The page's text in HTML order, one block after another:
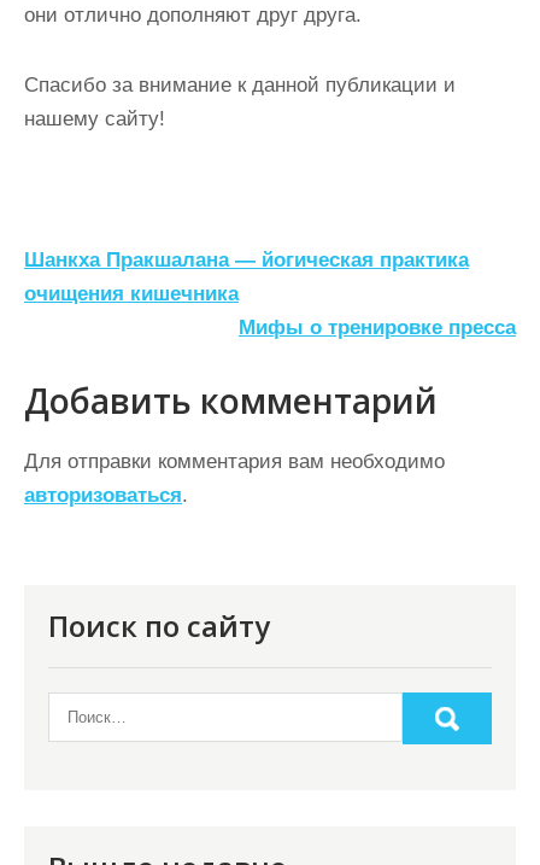
они отлично дополняют друг друга.
Спасибо за внимание к данной публикации и
нашему сайту!
Н
а
и
г
а
ц
Шанкха Пракшалана — йогическая практика
очищения кишечника
Мифы о тренировке пресса
Добавить комментарий
Для отправки комментария вам необходимо
авторизоваться.
Поиск по сайту